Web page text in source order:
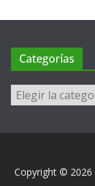
Categorías
Categorías
Copyright © 2026